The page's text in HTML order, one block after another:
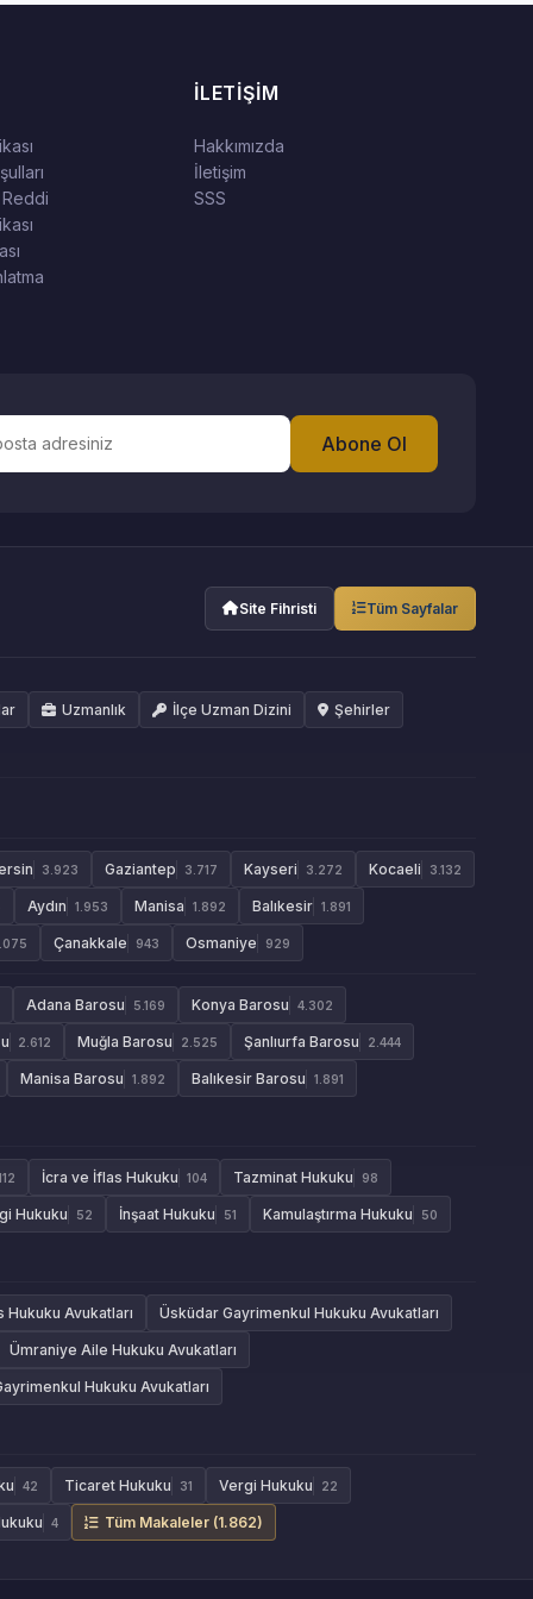
İLETIŞIM
Hakkımızda
İletişim
SSS
Abone Ol
Site Fihristi Tüm Sayfalar
Uzmanlık İlçe Uzman Dizini Şehirler
3.923 Gaziantep 3.717 Kayseri 3.272 Kocaeli 3.132
Aydın 1.953 Manisa 1.892 Balıkesir 1.891
Çanakkale 943 Osmaniye 929
Adana Barosu 5.169 Konya Barosu 4.302
2.612 Muğla Barosu 2.525 Şanlıurfa Barosu 2.444
Manisa Barosu 1.892 Balıkesir Barosu 1.891
İcra ve İflas Hukuku 104 Tazminat Hukuku 98
Hukuku 52 İnşaat Hukuku 51 Kamulaştırma Hukuku 50
Avukatları Üsküdar Gayrimenkul Hukuku Avukatları
Ümraniye Aile Hukuku Avukatları
Hukuku Avukatları
42 Ticaret Hukuku 31 Vergi Hukuku 22
4 Tüm Makaleler (1.862)